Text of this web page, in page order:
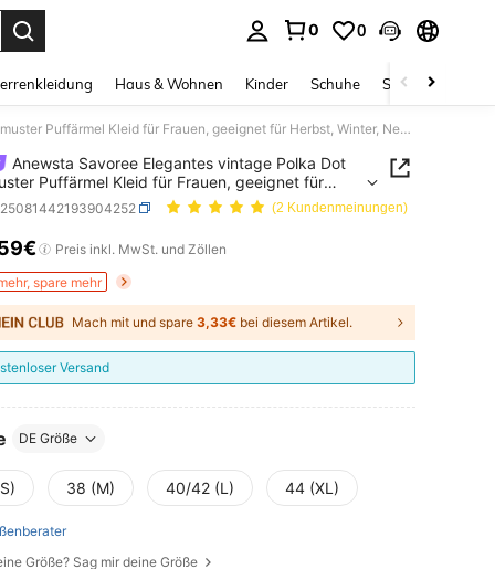
0 0
Haus & Wohnen Kinder Schuhe Schmuck &
Anewsta Savoree Elegantes vintage Polka Dot Karomuster Puffärmel Kleid für Frauen, geeignet für Herbst, Winter, Neujahr, Party, Hochzeit
Anewsta Savoree Elegantes vintage Polka Dot
Puffärmel Kleid für Frauen, geeignet für
Winter, Neujahr, Party, Hochzeit
(2 Kundenmeinungen)
AND AVAILABILITY
Preis inkl. MwSt. und Zöllen
spare mehr
Mach mit und spare 3,33€ bei diesem Artikel.
Versand
DE Größe
38 (M) 40/42 (L) 44 (XL)
Größe? Sag mir deine Größe